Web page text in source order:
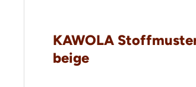
KAWOLA
beige